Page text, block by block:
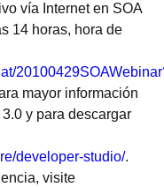
vía Internet en SOA
14 horas, hora de
mayor información
y para descargar
developer-studio/.
visite